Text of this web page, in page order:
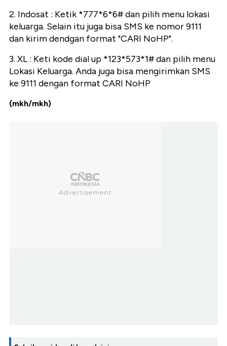
2. Indosat : Ketik *777*6*6# dan pilih menu lokasi
keluarga. Selain itu juga bisa SMS ke nomor 9111
dan kirim dendgan format "CARI NoHP".
3. XL : Keti kode dial up *123*573*1# dan pilih menu
Lokasi Keluarga. Anda juga bisa mengirimkan SMS
ke 9111 dengan format CARI NoHP
(mkh/mkh)